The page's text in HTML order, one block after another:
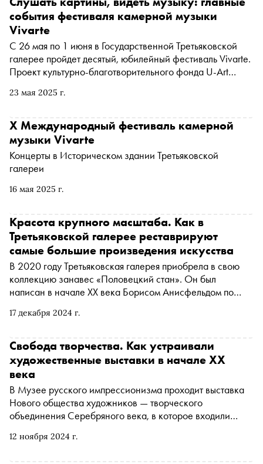
23 мая 2025 г.
события фестиваля камерной музыки
Vivarte
C 26 мая по 1 июня в Государственной Третьяковской
галерее пройдет десятый, юбилейный фестиваль Vivarte.
Проект культурно-благотворительного фонда U-Art
между музыкой, звучащей в залах, и шедеврами
современных зрителей и слушателей. «Сноб»
рассказывает, что послушать и посмотреть на фестивале
в этом году
16 мая 2025 г.
X Международный фестиваль камерной
музыки Vivarte
Концерты в Историческом здании Третьяковской
галереи
17 декабря 2024 г.
Красота крупного масштаба. Как в
Третьяковской галерее реставрируют
самые большие произведения искусства
В 2020 году Третьяковская галерея приобрела в свою
коллекцию занавес «Половецкий стан». Он был
написан в начале XX века Борисом Анисфельдом по
Декорация размером 10 на 23 метра стала самым
самых сложных объектов для реставрации. Как проходил
ее первый этап — укрепление основы полотна, можно
узнать из документального фильма «Рерих. Искусство
возрождать» . Скоро занавес начнут восстанавливать с
лицевой стороны. «Сноб» поговорил с сотрудником
отдела научной реставрации масляной станковой
живописи XVIII — начала XX веков, реставратором
высшей категории Александрой Орловской о том,
12 ноября 2024 г.
Свобода творчества. Как устраивали
художественные выставки в начале XX
века
В Музее русского импрессионизма проходит выставка
Нового общества художников — творческого
объединения Серебряного века, в которое входили
НОХовцы устроили 10 выставок, где показали свыше